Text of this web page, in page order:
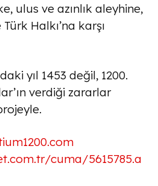
ulus ve azınlık aleyhine,
Halkı’na karşı
yıl 1453 değil, 1200.
verdiği zararlar
cuma/5615785.a